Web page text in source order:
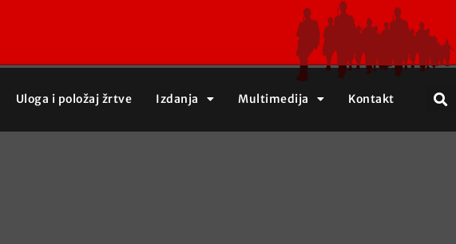
Uloga i položaj žrtve Izdanja Multimedija Kontakt